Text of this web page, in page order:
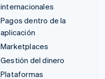
internacionales
Pagos dentro de la
aplicación
Marketplaces
Gestión del dinero
Plataformas